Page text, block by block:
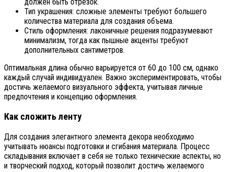
должен быть отрезок.
Тип украшения: сложные элементы требуют большего
количества материала для создания объема.
Стиль оформления: лаконичные решения подразумевают
минимализм, тогда как пышные акценты требуют
дополнительных сантиметров.
Оптимальная длина обычно варьируется от 60 до 100 см, однако
каждый случай индивидуален. Важно экспериментировать, чтобы
достичь желаемого визуального эффекта, учитывая личные
предпочтения и концепцию оформления.
Как сложить ленту
Для создания элегантного элемента декора необходимо
учитывать нюансы подготовки и сгибания материала. Процесс
складывания включает в себя не только технические аспекты, но
и творческий подход, который позволит достичь желаемого